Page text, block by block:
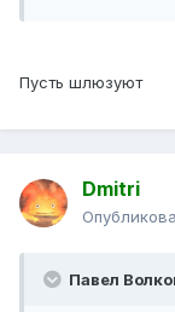
Пусть шлюзуют
Dmitri
Павел